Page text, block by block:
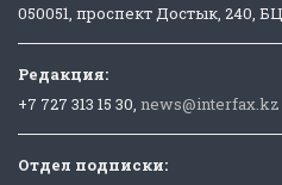
050051, проспект Достык, 240,
Редакция:
+7 727 313 15 30, news@interfax.kz
Отдел подписки: